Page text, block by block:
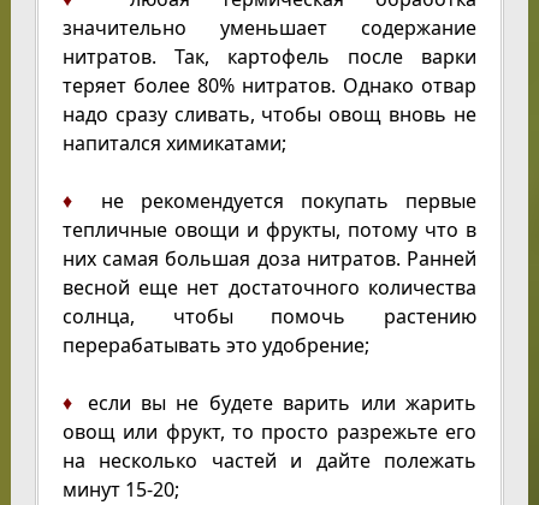
значительно уменьшает содержание
нитратов. Так, картофель после варки
теряет более 80% нитратов. Однако отвар
надо сразу сливать, чтобы овощ вновь не
напитался химикатами;
♦
не рекомендуется покупать первые
тепличные овощи и фрукты, потому что в
них самая большая доза нитратов. Ранней
весной еще нет достаточного количества
солнца, чтобы помочь растению
перерабатывать это удобрение;
♦ если вы не будете варить или жарить
овощ или фрукт, то просто разрежьте его
на несколько частей и дайте полежать
минут 15-20;